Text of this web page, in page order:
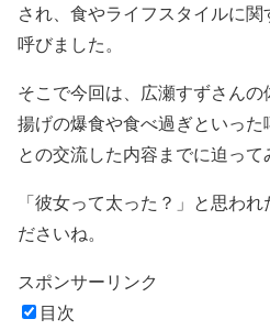
され、食やライフスタイルに
呼びました。
そこで今回は、 広瀬すずさんの
揚げの爆食や食べ過ぎといった
との交流した内容までに迫って
「彼女って太った？」と思わ
ださいね。
スポンサーリンク
目次